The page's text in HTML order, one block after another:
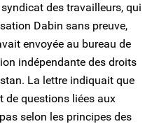
des travailleurs, qui
Dabin sans preuve,
envoyée au bureau de
indépendante des droits
La lettre indiquait que
de questions liées aux
selon les principes des